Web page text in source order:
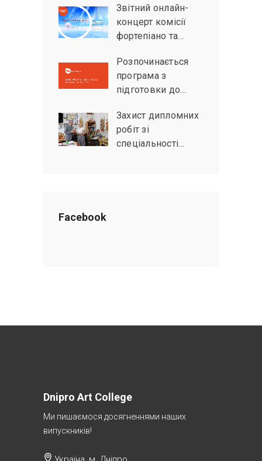
Звітний онлайн-
концерт комісії
фортепіано та…
Розпочинається
програма з
підготовки до…
Захист дипломних
робіт зі
спеціальності…
Facebook
Dnipro Art College
Ми пишаємося досягненнями наших
випускників!